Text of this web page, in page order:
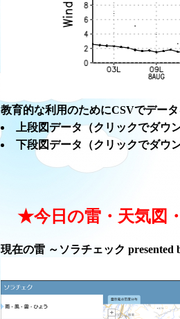
教育的な利用のためにCSVでデー
上段図データ（クリックでダウ
下段図データ（クリックでダウ
★今日の雷・天気図
現在の雷 ～ソラチェック presented